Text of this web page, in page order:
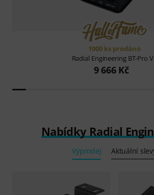
1000 ks prodáno
Radial Engineering BT-Pro
9 666 Kč
Nabídky Radial
Výprodej Aktuální